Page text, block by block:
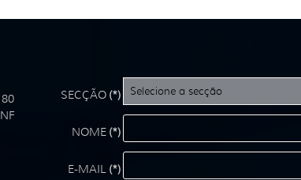
SECÇÃO (*)
NOME (*)
E-MAIL (*)